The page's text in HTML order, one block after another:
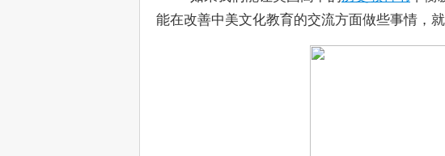
能在改善中美文化教育的交流方面做些事情，